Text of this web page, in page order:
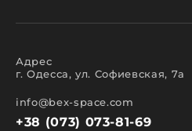
Адрес
г. Одесса, ул. Софиевская, 7а
info@bex-space.com
+38 (073) 073-81-69